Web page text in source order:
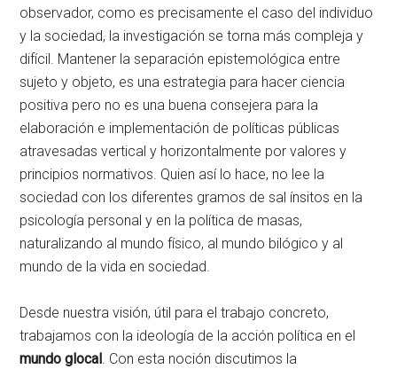
observador, como es precisamente el caso del individuo
y la sociedad, la investigación se torna más compleja y
difícil. Mantener la separación epistemológica entre
sujeto y objeto, es una estrategia para hacer ciencia
positiva pero no es una buena consejera para la
elaboración e implementación de políticas públicas
atravesadas vertical y horizontalmente por valores y
principios normativos. Quien así lo hace, no lee la
sociedad con los diferentes gramos de sal ínsitos en la
psicología personal y en la política de masas,
naturalizando al mundo físico, al mundo bilógico y al
mundo de la vida en sociedad.
Desde nuestra visión, útil para el trabajo concreto,
trabajamos con la ideología de la acción política en el
mundo glocal . Con esta noción discutimos la